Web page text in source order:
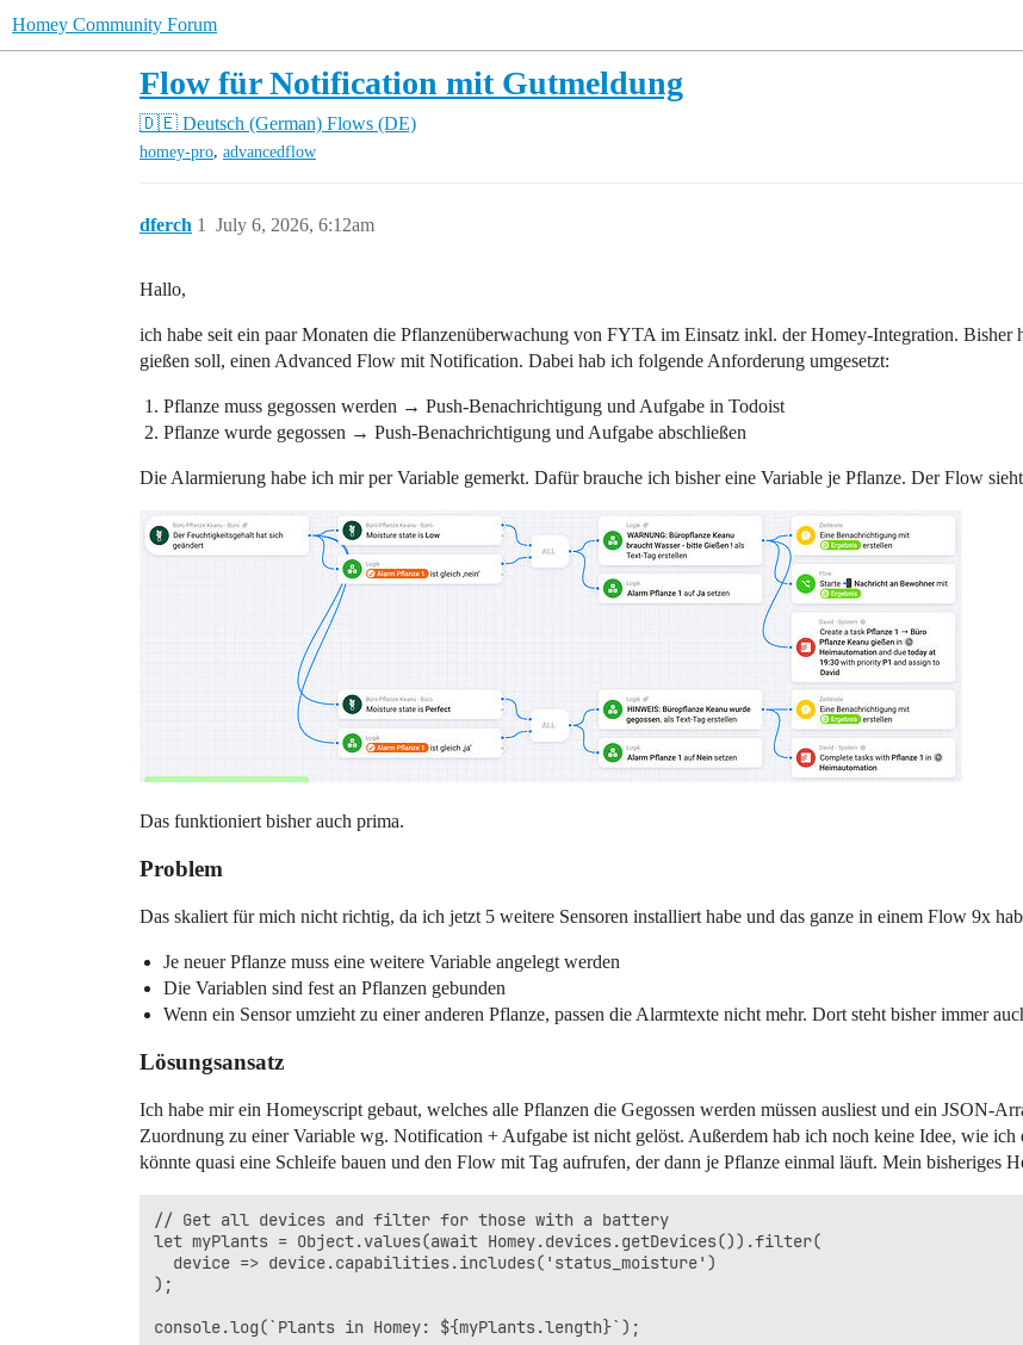
Homey Community Forum
Flow für Notification mit Gutmeldung
🇩🇪 Deutsch (German) Flows (DE)
homey-pro, advancedflow
dferch July 6, 2026, 6:12am
1
Hallo,
ich habe seit ein paar Monaten die Pflanzenüberwachung von FYTA im Einsatz inkl. der Homey-Integration. Bisher
gießen soll, einen Advanced Flow mit Notification. Dabei hab ich folgende Anforderung umgesetzt:
Pflanze muss gegossen werden → Push-Benachrichtigung und Aufgabe in Todoist
Pflanze wurde gegossen → Push-Benachrichtigung und Aufgabe abschließen
Die Alarmierung habe ich mir per Variable gemerkt. Dafür brauche ich bisher eine Variable je Pflanze. Der Flow
Das funktioniert bisher auch prima.
Problem
Das skaliert für mich nicht richtig, da ich jetzt 5 weitere Sensoren installiert habe und das ganze in einem Flow 9x
Je neuer Pflanze muss eine weitere Variable angelegt werden
Die Variablen sind fest an Pflanzen gebunden
Wenn ein Sensor umzieht zu einer anderen Pflanze, passen die Alarmtexte nicht mehr. Dort steht bisher immer
Lösungsansatz
Ich habe mir ein Homeyscript gebaut, welches alle Pflanzen die Gegossen werden müssen ausliest und ein JSON-
Zuordnung zu einer Variable wg. Notification + Aufgabe ist nicht gelöst. Außerdem hab ich noch keine Idee, wie
könnte quasi eine Schleife bauen und den Flow mit Tag aufrufen, der dann je Pflanze einmal läuft. Mein bisheriges
// Get all devices and filter for those with a battery
let myPlants = Object.values(await Homey.devices.getDevices()).filter(
  device => device.capabilities.includes('status_moisture')
);
console.log(`Plants in Homey: ${myPlants.length}`);